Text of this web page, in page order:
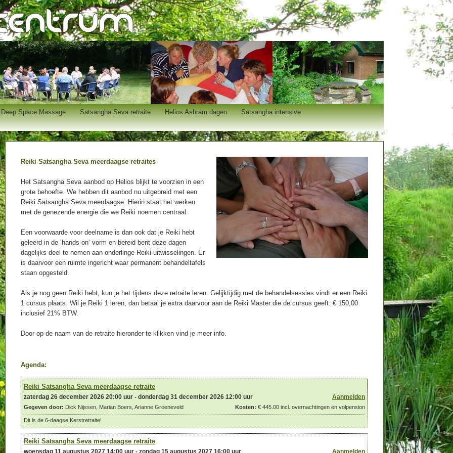
Deep Space Massage Satsangha Seva retraite Helios Ashram dagen Satsangha intensive
Reiki Satsangha Seva meerdaagse retraites
Het Satsangha Seva aanbod op Helios blijkt te voorzien in een
grote behoefte. We hebben dit aanbod nu uitgebreid met een
Reiki Satsangha Seva meerdaagse. Hierin staat het werken
met de genezende energie die we Reiki noemen centraal.
Een voorwaarde voor deelname is dan ook dat je Reiki hebt
geleerd in de ‘hands-on’ vorm en bereid bent deze dagen
dagelijks deel te nemen aan onderlinge Reiki-uitwisselingen. Er
is daarvoor een ruimte ingericht waar permanent behandeltafels
staan opgesteld.
Als je nog geen Reiki hebt, kun je het tijdens deze retraite leren. Gelijktijdig met de behandelsessies vindt er een Reiki
1 cursus plaats. Wil je Reiki 1 leren, dan betaal je extra daarvoor aan de Reiki Master die de cursus geeft: € 150,00
inclusief 21% BTW.
Door op de naam van de retraite hieronder te klikken vind je meer info.
Agenda:
Reiki Satsangha Seva meerdaagse retraite
zaterdag 26 december 2026 20:00 uur - donderdag 31 december 2026 12:00 uur Aanmelden
Gegeven door: Dick Nijssen, Marian Boers, Arianne Groeneveld Kosten: € 445.00 incl. overnachtingen en volpension
Dit is de 6-daagse Kerstretraite!
Reiki Satsangha Seva meerdaagse retraite
woensdag 11 augustus 2027 14:00 uur - zondag 15 augustus 2027 16:00 uur Aanmelden